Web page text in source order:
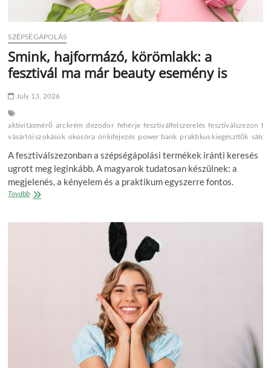
SZÉPSÉGÁPOLÁS
Smink, hajformázó, körömlakk: a
fesztivál ma már beauty esemény is
July 13, 2026
aktivitásmérő arckrém dezodor fehérje fesztiválfelszerelés fesztiválszezon
vásárlói szokások okosóra önkifejezés power bank praktikus kiegészítők sátor
A fesztiválszezonban a szépségápolási termékek iránti keresés
ugrott meg leginkább. A magyarok tudatosan készülnek: a
megjelenés, a kényelem és a praktikum egyszerre fontos.
TovábbSmink,